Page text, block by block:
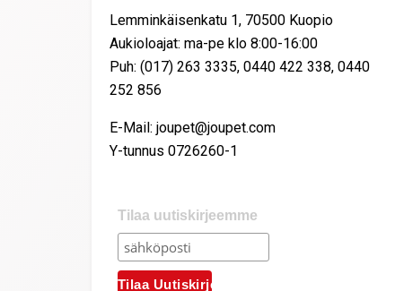
Lemminkäisenkatu 1, 70500 Kuopio
Aukioloajat: ma-pe klo 8:00-16:00
Puh: (017) 263 3335, 0440 422 338, 0440
252 856
E-Mail: joupet@joupet.com
Y-tunnus 0726260-1
Tilaa uutiskirjeemme